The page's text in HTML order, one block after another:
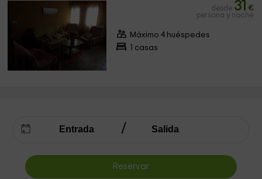
desde 31 €
persona y noche
Máximo 4 huéspedes
1 casas
Reservar